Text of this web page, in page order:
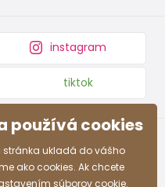
instagram
tiktok
používá cookies
stránka ukladá do vášho
ako cookies. Ak chcete
súborov cookie.